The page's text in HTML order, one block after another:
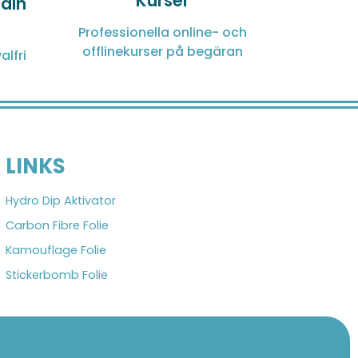
Professionella online- och
offlinekurser på begäran
LINKS
Hydro Dip Aktivator
Carbon Fibre Folie
Kamouflage Folie
Stickerbomb Folie